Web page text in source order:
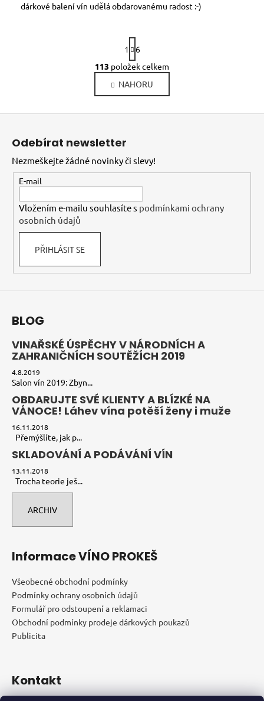
dárkové balení vín udělá obdarovanému radost :-)
O
v
l
á
í
p
r
v
k
s
S
t
r
á
n
k
1
6
113 položek celkem
NAHORU
Z
Odebírat newsletter
Nezmeškejte žádné novinky či slevy!
E-mail
Vložením e-mailu souhlasíte s podmínkami ochrany
osobních údajů
PŘIHLÁSIT SE
BLOG
VINAŘSKÉ ÚSPĚCHY V NÁRODNÍCH A
ZAHRANIČNÍCH SOUTĚŽÍCH 2019
4.8.2019
Salon vín 2019: Zbyn...
OBDARUJTE SVÉ KLIENTY A BLÍZKÉ NA
VÁNOCE! Láhev vína potěší ženy i muže
16.11.2018
Přemýšlíte, jak p...
SKLADOVÁNÍ A PODÁVÁNÍ VÍN
13.11.2018
Trocha teorie ješ...
ARCHIV
Informace VÍNO PROKEŠ
Všeobecné obchodní podmínky
Podmínky ochrany osobních údajů
Formulář pro odstoupení a reklamaci
Obchodní podmínky prodeje dárkových poukazů
Publicita
Kontakt